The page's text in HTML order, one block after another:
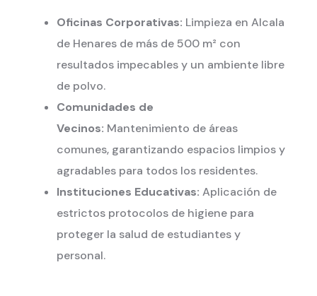
Oficinas Corporativas: Limpieza en Alcala
de Henares de más de 500 m² con
resultados impecables y un ambiente libre
de polvo.
Comunidades de
Vecinos: Mantenimiento de áreas
comunes, garantizando espacios limpios y
agradables para todos los residentes.
Instituciones Educativas: Aplicación de
estrictos protocolos de higiene para
proteger la salud de estudiantes y
personal.